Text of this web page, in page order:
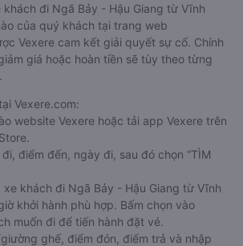
đi Ngã Bảy - Hậu Giang từ Vĩnh
của quý khách tại trang web
Vexere cam kết giải quyết sự cố. Chính
giá hoặc hoàn tiền sẽ tùy theo từng
Vexere.com:
website Vexere hoặc tải app Vexere trên
điểm đến, ngày đi, sau đó chọn “TÌM
xe khách đi Ngã Bảy - Hậu Giang từ Vĩnh
khởi hành phù hợp. Bấm chọn vào
muốn đi để tiến hành đặt vé.
ghế, điểm đón, điểm trả và nhập